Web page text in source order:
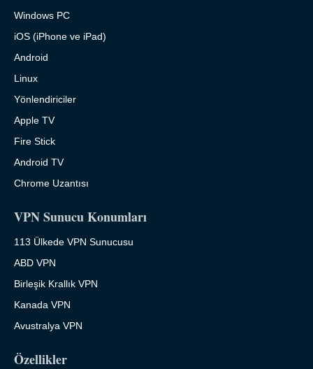
Windows PC
iOS (iPhone ve iPad)
Android
Linux
Yönlendiriciler
Apple TV
Fire Stick
Android TV
Chrome Uzantısı
VPN Sunucu Konumları
113 Ülkede VPN Sunucusu
ABD VPN
Birleşik Krallık VPN
Kanada VPN
Avustralya VPN
Özellikler